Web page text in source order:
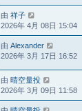
由 祥子
2026年 4月 08日 15:04
由 Alexander
2026年 3月 17日 16:52
由 晴空量投
2026年 3月 09日 11:58